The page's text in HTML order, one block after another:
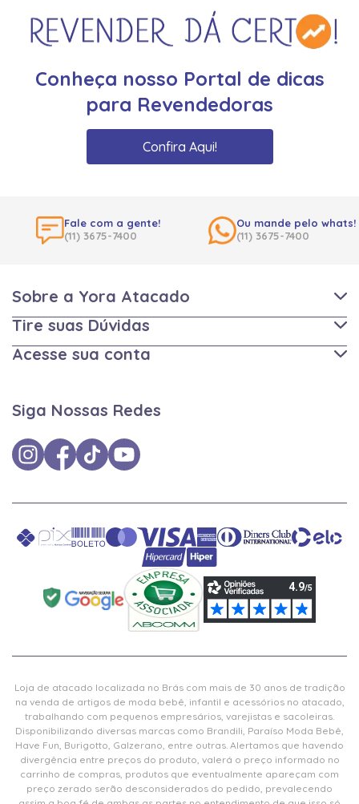
Conheça nosso Portal de dicas
para Revendedoras
Confira Aqui!
Fale com a gente!
(11) 3675-7400
Ou mande pelo whats!
(11) 3675-7400
Sobre a Yora Atacado
Tire suas Dúvidas
Acesse sua conta
Siga Nossas Redes
Loja de atacado localizada no Brás com mais de 30 anos de tradição
na venda de artigos de moda bebê, infantil e acessórios no atacado,
trabalhando com pequenos empresários, varejistas e sacoleiras.
Disponibilizando diversas marcas como Brandili, Paraíso Moda Bebê,
Have Fun, Burigotto, Galzerano, entre outras. Alertamos que havendo
divergência entre preços do produto, valerá o preço informado no
carrinho de compras, produtos que eventualmente apareçam com
preço zerado serão desconsiderados do pedido, prevalecendo